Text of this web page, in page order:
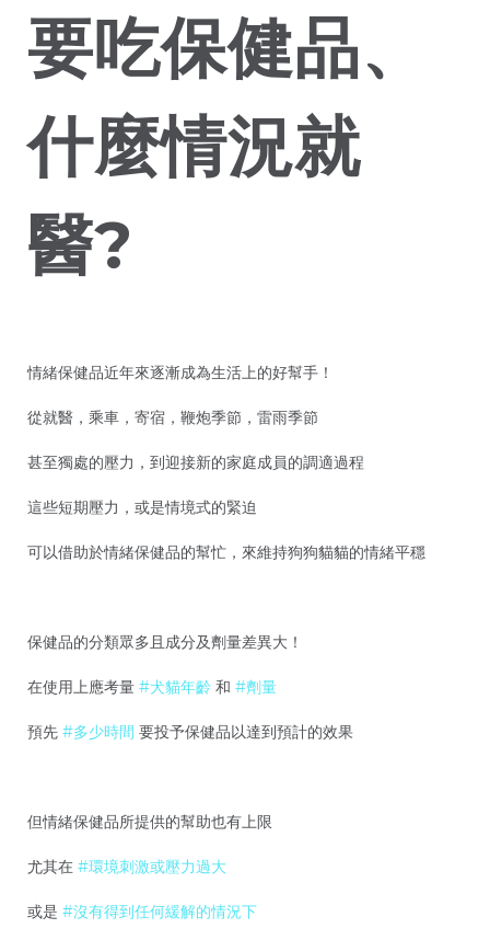
要吃保健品、
什麼情況就
醫?
情緒保健品近年來逐漸成為生活上的好幫手！
從就醫，乘車，寄宿，鞭炮季節，雷雨季節
甚至獨處的壓力，到迎接新的家庭成員的調適過程
這些短期壓力，或是情境式的緊迫
可以借助於情緒保健品的幫忙，來維持狗狗貓貓的情緒平穩
保健品的分類眾多且成分及劑量差異大！
在使用上應考量 #犬貓年齡 和 #劑量
預先 #多少時間 要投予保健品以達到預計的效果
但情緒保健品所提供的幫助也有上限
尤其在 #環境刺激或壓力過大
或是 #沒有得到任何緩解的情況下